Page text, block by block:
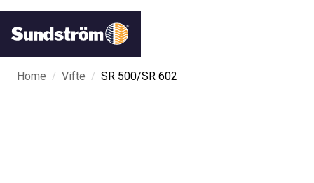
Home / Vifte / SR 500/SR 602